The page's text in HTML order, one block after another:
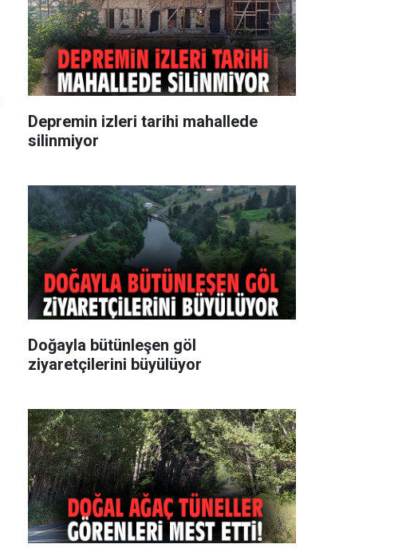
Depremin izleri tarihi mahallede
silinmiyor
Doğayla bütünleşen göl
ziyaretçilerini büyülüyor